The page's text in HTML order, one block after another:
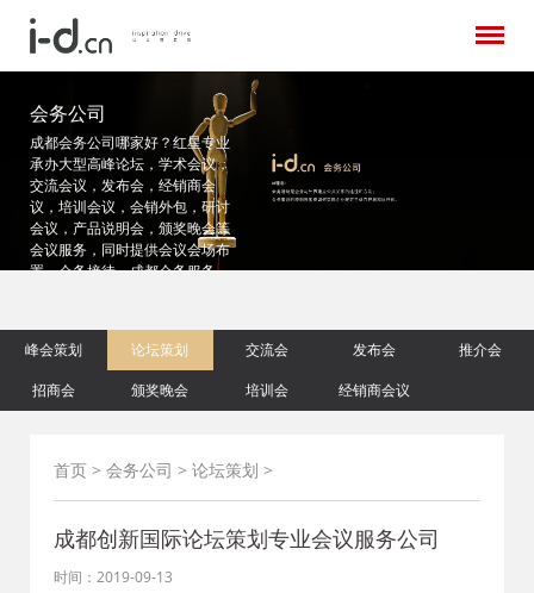
会务公司
成都会务公司哪家好？红星专业
承办大型高峰论坛，学术会议，
交流会议，发布会，经销商会
议，培训会议，会销外包，研讨
会议，产品说明会，颁奖晚会等
会议服务，同时提供会议会场布
置，会务接待，成都会务服务，
峰会策划
论坛策划 交流会 发布会
推介会
招商会
颁奖晚会 培训会 经销商会议
首页 > 会务公司 > 论坛策划 >
成都创新国际论坛策划专业会议服务公司
时间：2019-09-13